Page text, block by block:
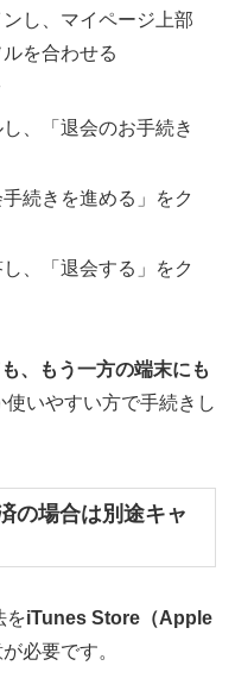
し、マイページ上部
を合わせる
、「退会のお手続き
続きを進める」をク
、「退会する」をク
、もう一方の端末にも
使いやすい方で手続きし
の場合は別途キャ
をiTunes Store（Apple
必要です。